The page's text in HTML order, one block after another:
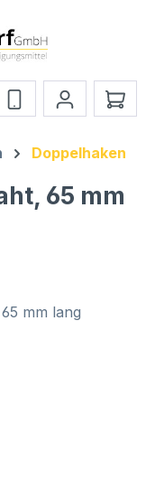
Doppelhaken
65 mm